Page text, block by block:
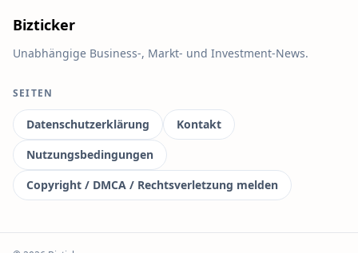
Bizticker
Unabhängige Business-, Markt- und Investment-News.
SEITEN
Datenschutzerklärung
Kontakt
Nutzungsbedingungen
Copyright / DMCA / Rechtsverletzung melden